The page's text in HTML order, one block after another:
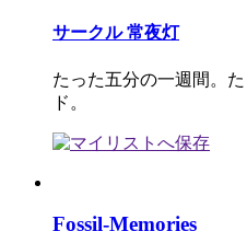
サークル 常夜灯
たった五分の一週間。
ド。
Fossil-Memories